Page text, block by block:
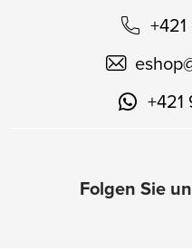
eshop
+421